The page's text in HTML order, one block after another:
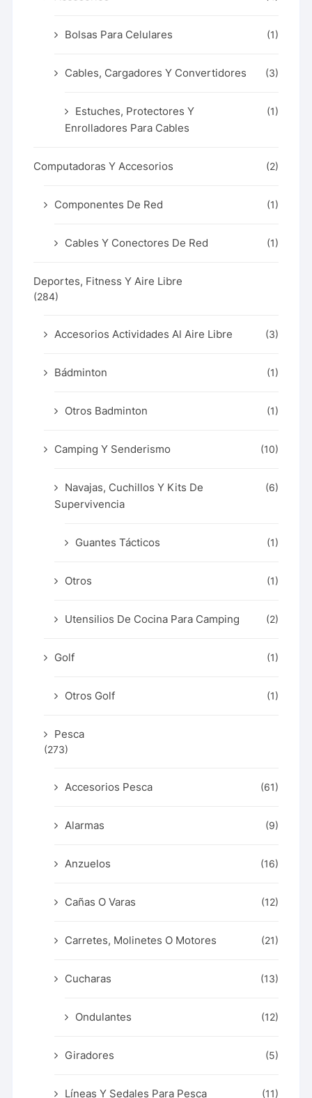
Bolsas Para Celulares (1)
Cables, Cargadores Y Convertidores (3)
Estuches, Protectores Y
Enrolladores Para Cables
(1)
Computadoras Y Accesorios (2)
Componentes De Red (1)
Cables Y Conectores De Red (1)
Deportes, Fitness Y Aire Libre
(284)
Accesorios Actividades Al Aire Libre (3)
Bádminton (1)
Otros Badminton (1)
Camping Y Senderismo (10)
Navajas, Cuchillos Y Kits De
Supervivencia
(6)
Guantes Tácticos (1)
Otros (1)
Utensilios De Cocina Para Camping (2)
Golf (1)
Otros Golf (1)
Pesca
(273)
Accesorios Pesca (61)
Alarmas (9)
Anzuelos (16)
Cañas O Varas (12)
Carretes, Molinetes O Motores (21)
Cucharas (13)
Ondulantes (12)
Giradores (5)
Líneas Y Sedales Para Pesca (11)